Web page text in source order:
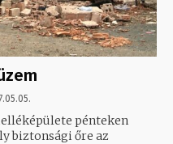
pénteken
biztonsági őre az